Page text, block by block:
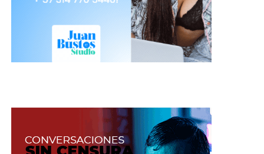
al parecer en este 2018 los
sexis cortes en la parte de abajo en un
bañador causarán furor como nunca.
Ahora se utilizan con estilo alto a la
top tipo triángulos, de esos que solo
tapa un poco tus pechos.